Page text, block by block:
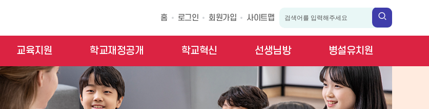
홈 로그인 회원가입 사이트맵
교육지원 학교재정공개 학교혁신 선생님방 병설유치원